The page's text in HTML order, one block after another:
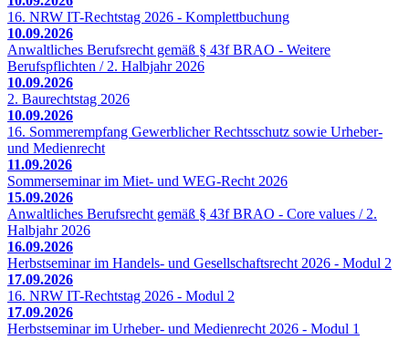
16. NRW IT-Rechtstag 2026 - Komplettbuchung
10.09.2026
Anwaltliches Berufsrecht gemäß § 43f BRAO - Weitere
Berufspflichten / 2. Halbjahr 2026
10.09.2026
2. Baurechtstag 2026
10.09.2026
16. Sommerempfang Gewerblicher Rechtsschutz sowie Urheber-
und Medienrecht
11.09.2026
Sommerseminar im Miet- und WEG-Recht 2026
15.09.2026
Anwaltliches Berufsrecht gemäß § 43f BRAO - Core values / 2.
Halbjahr 2026
16.09.2026
Herbstseminar im Handels- und Gesellschaftsrecht 2026 - Modul 2
17.09.2026
16. NRW IT-Rechtstag 2026 - Modul 2
17.09.2026
Herbstseminar im Urheber- und Medienrecht 2026 - Modul 1